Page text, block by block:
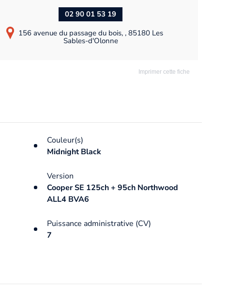
02 90 01 53 19
156 avenue du passage du bois, , 85180 Les
Sables-d'Olonne
Imprimer cette fiche
Couleur(s)
Midnight Black
Version
Cooper SE 125ch + 95ch Northwood
ALL4 BVA6
Puissance administrative (CV)
7